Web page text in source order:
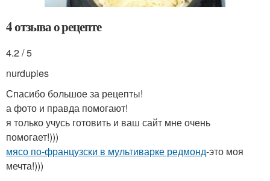
4 отзыва о рецепте
4.2 / 5
nurduples
Спасибо большое за рецепты!
а фото и правда помогают!
я только учусь готовить и ваш сайт мне очень
помогает!)))
мясо по-французски в мультиварке редмонд-это моя
мечта!)))